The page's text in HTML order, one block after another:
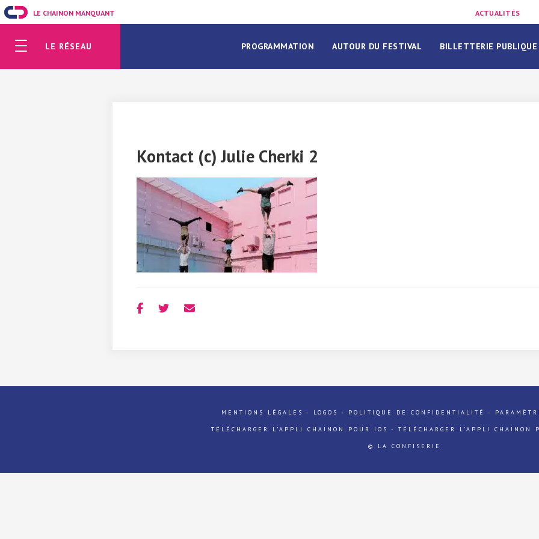
LE CHAINON MANQUANT ACTUALITÉS
LE RÉSEAU PROGRAMMATION AUTOUR DU FESTIVAL BILLETTERIE PUBLIQUE
Kontact (c) Julie Cherki 2
MENTIONS LÉGALES - LOGOS - POLITIQUE DE CONFIDENTIALITÉ -
TÉLÉCHARGER L'APPLI CHAINON POUR IOS - TÉLÉCHARGER L'APPLI CHAINON
© LA CONFISERIE